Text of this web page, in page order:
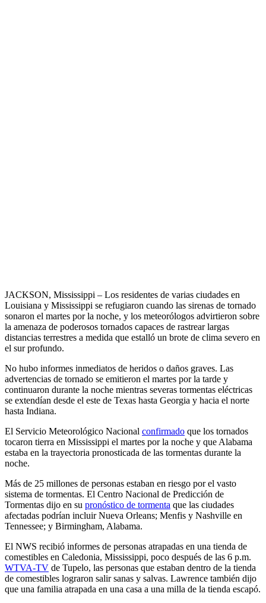
JACKSON, Mississippi – Los residentes de varias ciudades en
Louisiana y Mississippi se refugiaron cuando las sirenas de tornado
sonaron el martes por la noche, y los meteorólogos advirtieron sobre
la amenaza de poderosos tornados capaces de rastrear largas
distancias terrestres a medida que estalló un brote de clima severo en
el sur profundo.
No hubo informes inmediatos de heridos o daños graves. Las
advertencias de tornado se emitieron el martes por la tarde y
continuaron durante la noche mientras severas tormentas eléctricas
se extendían desde el este de Texas hasta Georgia y hacia el norte
hasta Indiana.
El Servicio Meteorológico Nacional confirmado que los tornados
tocaron tierra en Mississippi el martes por la noche y que Alabama
estaba en la trayectoria pronosticada de las tormentas durante la
noche.
Más de 25 millones de personas estaban en riesgo por el vasto
sistema de tormentas. El Centro Nacional de Predicción de
Tormentas dijo en su pronóstico de tormenta que las ciudades
afectadas podrían incluir Nueva Orleans; Menfis y Nashville en
Tennessee; y Birmingham, Alabama.
El NWS recibió informes de personas atrapadas en una tienda de
comestibles en Caledonia, Mississippi, poco después de las 6 p.m.
WTVA-TV de Tupelo, las personas que estaban dentro de la tienda
de comestibles lograron salir sanas y salvas. Lawrence también dijo
que una familia atrapada en una casa a una milla de la tienda escapó.